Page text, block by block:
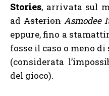
Stories, arrivata sul
adAsterion Asmodee
eppure, fino a
fosse il caso o meno
(considerata
del gioco).